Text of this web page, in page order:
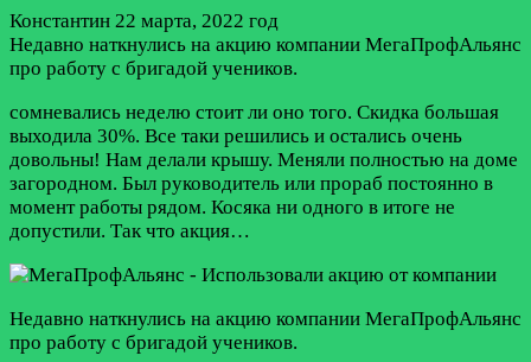
Константин 22 марта, 2022 год
Недавно наткнулись на акцию компании МегаПрофАльянс
про работу с бригадой учеников.
сомневались неделю стоит ли оно того. Скидка большая
выходила 30%. Все таки решились и остались очень
довольны! Нам делали крышу. Меняли полностью на доме
загородном. Был руководитель или прораб постоянно в
момент работы рядом. Косяка ни одного в итоге не
допустили. Так что акция…
Недавно наткнулись на акцию компании МегаПрофАльянс
про работу с бригадой учеников.